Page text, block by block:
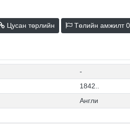
Цусан төрлийн Төлийн амжилт0
-
1842..
Англи